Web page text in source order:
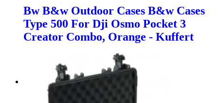
Bw B&w Outdoor Cases B&w Cases
Type 500 For Dji Osmo Pocket 3
Creator Combo, Orange - Kuffert